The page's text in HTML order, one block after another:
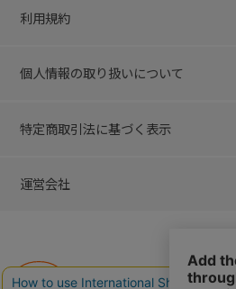
利用規約
個人情報の取り扱いについて
特定商取引法に基づく表示
運営会社